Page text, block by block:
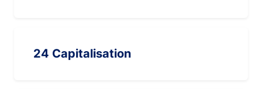
24 Capitalisation